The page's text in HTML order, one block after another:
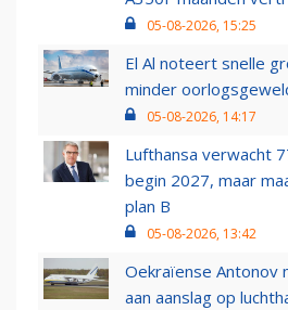
05-08-2026, 15:25
El Al noteert snelle
minder
05-08-2026, 14:17
Lufthansa verwacht
begin 2027, maar
plan B
05-08-2026, 13:42
Oekraïense Antonov
aan aanslag op